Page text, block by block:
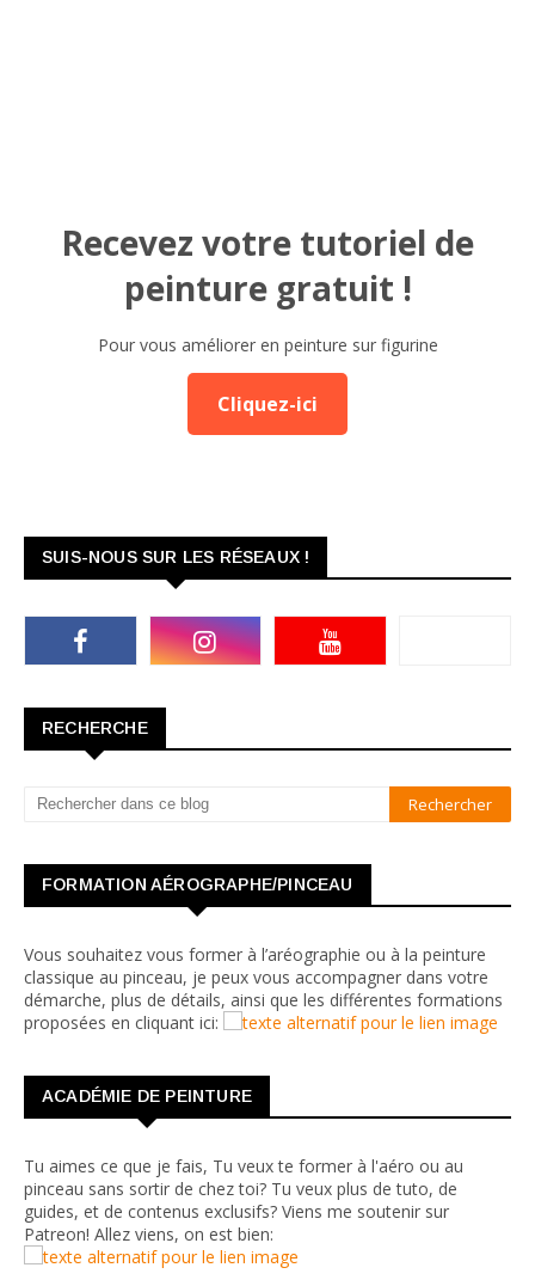
Recevez votre tutoriel de
peinture gratuit !
Pour vous améliorer en peinture sur figurine
Cliquez-ici
SUIS-NOUS SUR LES RÉSEAUX !
RECHERCHE
FORMATION AÉROGRAPHE/PINCEAU
Vous souhaitez vous former à l’aréographie ou à la peinture
classique au pinceau, je peux vous accompagner dans votre
démarche, plus de détails, ainsi que les différentes formations
proposées en cliquant ici:
ACADÉMIE DE PEINTURE
Tu aimes ce que je fais, Tu veux te former à l'aéro ou au
pinceau sans sortir de chez toi? Tu veux plus de tuto, de
guides, et de contenus exclusifs? Viens me soutenir sur
Patreon! Allez viens, on est bien: